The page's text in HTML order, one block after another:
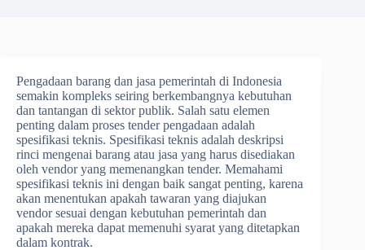
Pengadaan barang dan jasa pemerintah di Indonesia
semakin kompleks seiring berkembangnya kebutuhan
dan tantangan di sektor publik. Salah satu elemen
penting dalam proses tender pengadaan adalah
spesifikasi teknis. Spesifikasi teknis adalah deskripsi
rinci mengenai barang atau jasa yang harus disediakan
oleh vendor yang memenangkan tender. Memahami
spesifikasi teknis ini dengan baik sangat penting, karena
akan menentukan apakah tawaran yang diajukan
vendor sesuai dengan kebutuhan pemerintah dan
apakah mereka dapat memenuhi syarat yang ditetapkan
dalam kontrak.